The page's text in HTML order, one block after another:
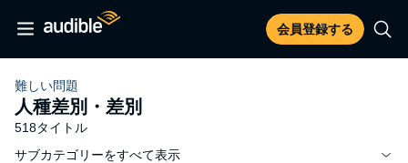
会員登録する
難しい問題
人種差別・差別
518タイトル
サブカテゴリーをすべて表示